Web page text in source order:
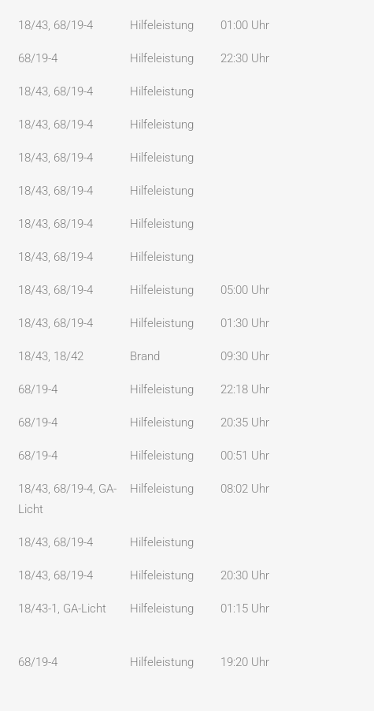
18/43, 68/19-4 Hilfeleistung 01:00 Uhr
68/19-4 Hilfeleistung 22:30 Uhr
18/43, 68/19-4 Hilfeleistung
18/43, 68/19-4 Hilfeleistung
18/43, 68/19-4 Hilfeleistung
18/43, 68/19-4 Hilfeleistung
18/43, 68/19-4 Hilfeleistung
18/43, 68/19-4 Hilfeleistung
18/43, 68/19-4 Hilfeleistung 05:00 Uhr
18/43, 68/19-4 Hilfeleistung 01:30 Uhr
18/43, 18/42 Brand 09:30 Uhr
68/19-4 Hilfeleistung 22:18 Uhr
68/19-4 Hilfeleistung 20:35 Uhr
68/19-4 Hilfeleistung 00:51 Uhr
18/43, 68/19-4, GA-
Licht
Hilfeleistung 08:02 Uhr
18/43, 68/19-4 Hilfeleistung
18/43, 68/19-4 Hilfeleistung 20:30 Uhr
18/43-1, GA-Licht Hilfeleistung 01:15 Uhr
68/19-4 Hilfeleistung 19:20 Uhr